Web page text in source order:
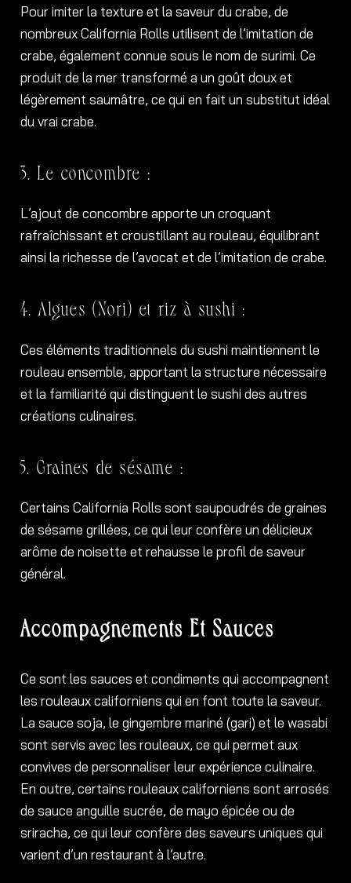
Pour imiter la texture et la saveur du crabe, de
nombreux California Rolls utilisent de l’imitation de
crabe, également connue sous le nom de surimi. Ce
produit de la mer transformé a un goût doux et
légèrement saumâtre, ce qui en fait un substitut idéal
du vrai crabe.
3. Le concombre :
L’ajout de concombre apporte un croquant
rafraîchissant et croustillant au rouleau, équilibrant
ainsi la richesse de l’avocat et de l’imitation de crabe.
4. Algues (Nori) et riz à sushi :
Ces éléments traditionnels du sushi maintiennent le
rouleau ensemble, apportant la structure nécessaire
et la familiarité qui distinguent le sushi des autres
créations culinaires.
5. Graines de sésame :
Certains California Rolls sont saupoudrés de graines
de sésame grillées, ce qui leur confère un délicieux
arôme de noisette et rehausse le profil de saveur
général.
Accompagnements Et Sauces
Ce sont les sauces et condiments qui accompagnent
les rouleaux californiens qui en font toute la saveur.
La sauce soja, le gingembre mariné (gari) et le wasabi
sont servis avec les rouleaux, ce qui permet aux
convives de personnaliser leur expérience culinaire.
En outre, certains rouleaux californiens sont arrosés
de sauce anguille sucrée, de mayo épicée ou de
sriracha, ce qui leur confère des saveurs uniques qui
varient d’un restaurant à l’autre.